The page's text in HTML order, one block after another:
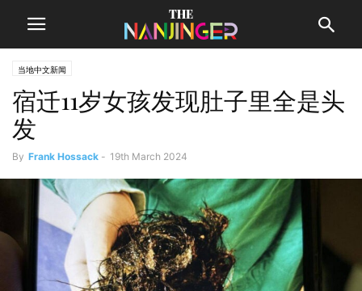
当地中文新闻
宿迁11岁女孩发现肚子里全是头
发
By Frank Hossack - 19th March 2024